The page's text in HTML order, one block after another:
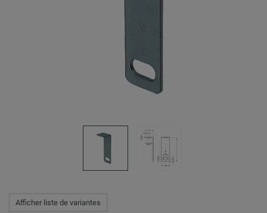
Afficher liste de variantes